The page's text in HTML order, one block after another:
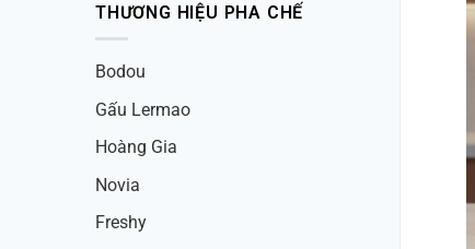
THƯƠNG HIỆU PHA CHẾ
Bodou
Gấu Lermao
Hoàng Gia
Novia
Freshy